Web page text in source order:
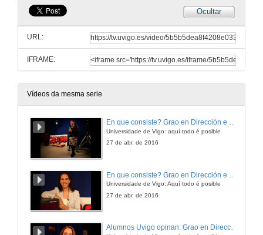
Ocultar
URL:
IFRAME:
Vídeos da mesma serie
En que consiste? Grao en Dirección e Gestión Pública
Universidade de Vigo: aquí todo é posible
27 de abr. de 2016
Universidade de Vigo: Aquí todo é posible
27 de abr. de 2016
Alumnos Uvigo opinan: Grao en Dirección e Xestión Pública